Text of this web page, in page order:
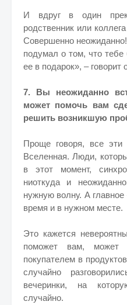
И вдруг в один
родственник или
Совершенно
подумал о том, что
ее в подарок», – говорит
7. Вы неожиданно
может помочь вам
решить возникшую
Проще говоря, все эти
Вселенная. Люди,
в этот момент,
ниоткуда и
нужную волну. А
время и в нужном месте.
Это кажется
поможет вам, может
покупателем в
случайно
вечеринки, на
случайно.